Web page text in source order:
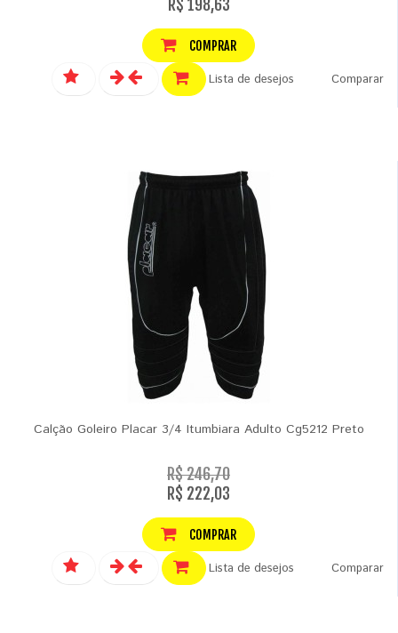
R$ 198,63
COMPRAR
Lista de desejos Comparar
Calção Goleiro Placar 3/4 Itumbiara Adulto Cg5212 Preto
R$ 246,70
R$ 222,03
COMPRAR
Lista de desejos Comparar